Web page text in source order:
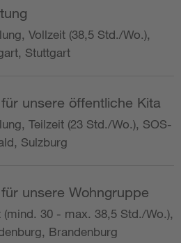
Vollzeit (38,5 Std./Wo.),
Stuttgart
unsere öffentliche Kita
Teilzeit (23 Std./Wo.), SOS-
Sulzburg
unsere Wohngruppe
(mind. 30 - max. 38,5 Std./Wo.),
Brandenburg